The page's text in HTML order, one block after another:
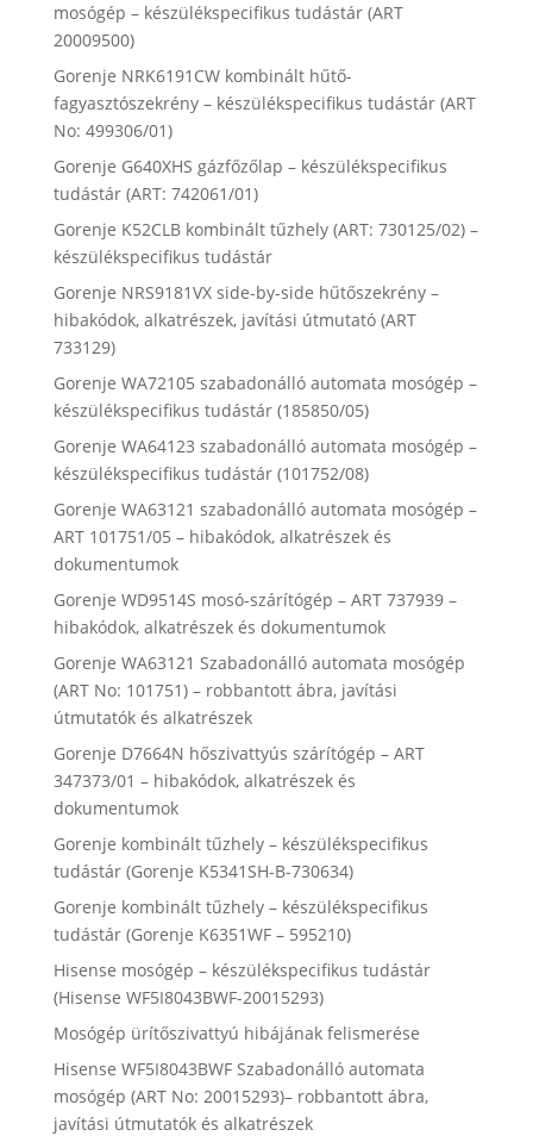
mosógép – készülékspecifikus tudástár (ART
20009500)
Gorenje NRK6191CW kombinált hűtő-
fagyasztószekrény – készülékspecifikus tudástár (ART
No: 499306/01)
Gorenje G640XHS gázfőzőlap – készülékspecifikus
tudástár (ART: 742061/01)
Gorenje K52CLB kombinált tűzhely (ART: 730125/02) –
készülékspecifikus tudástár
Gorenje NRS9181VX side-by-side hűtőszekrény –
hibakódok, alkatrészek, javítási útmutató (ART
733129)
Gorenje WA72105 szabadonálló automata mosógép –
készülékspecifikus tudástár (185850/05)
Gorenje WA64123 szabadonálló automata mosógép –
készülékspecifikus tudástár (101752/08)
Gorenje WA63121 szabadonálló automata mosógép –
ART 101751/05 – hibakódok, alkatrészek és
dokumentumok
Gorenje WD9514S mosó-szárítógép – ART 737939 –
hibakódok, alkatrészek és dokumentumok
Gorenje WA63121 Szabadonálló automata mosógép
(ART No: 101751) – robbantott ábra, javítási
útmutatók és alkatrészek
Gorenje D7664N hőszivattyús szárítógép – ART
347373/01 – hibakódok, alkatrészek és
dokumentumok
Gorenje kombinált tűzhely – készülékspecifikus
tudástár (Gorenje K5341SH-B-730634)
Gorenje kombinált tűzhely – készülékspecifikus
tudástár (Gorenje K6351WF – 595210)
Hisense mosógép – készülékspecifikus tudástár
(Hisense WF5I8043BWF-20015293)
Mosógép ürítőszivattyú hibájának felismerése
Hisense WF5I8043BWF Szabadonálló automata
mosógép (ART No: 20015293)– robbantott ábra,
javítási útmutatók és alkatrészek